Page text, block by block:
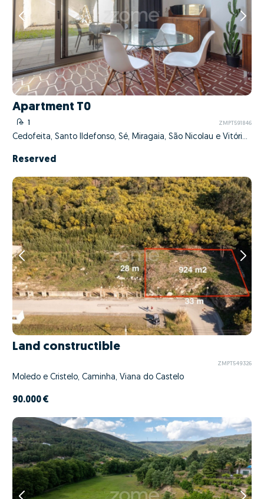
Apartment T0
1 ZMPT591846
Cedofeita, Santo Ildefonso, Sé, Miragaia, São Nicolau e Vitória, Porto, Porto
Reserved
Land constructible
ZMPT549326
Moledo e Cristelo, Caminha, Viana do Castelo
90.000 €